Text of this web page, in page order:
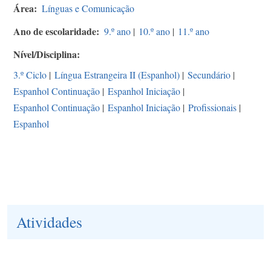
Área Línguas e Comunicação
Ano de escolaridade 9.º ano | 10.º ano | 11.º ano
Nível/Disciplina
3.º Ciclo | Língua Estrangeira II (Espanhol) | Secundário |
Espanhol Continuação | Espanhol Iniciação |
Espanhol Continuação | Espanhol Iniciação | Profissionais |
Espanhol
Atividades